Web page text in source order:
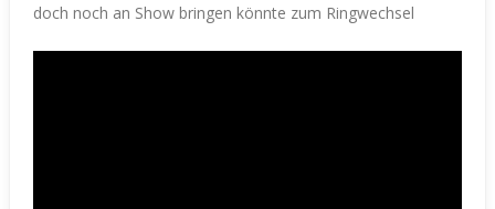
doch noch an Show bringen könnte zum Ringwechsel